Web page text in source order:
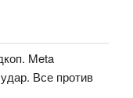
Meta
Все против